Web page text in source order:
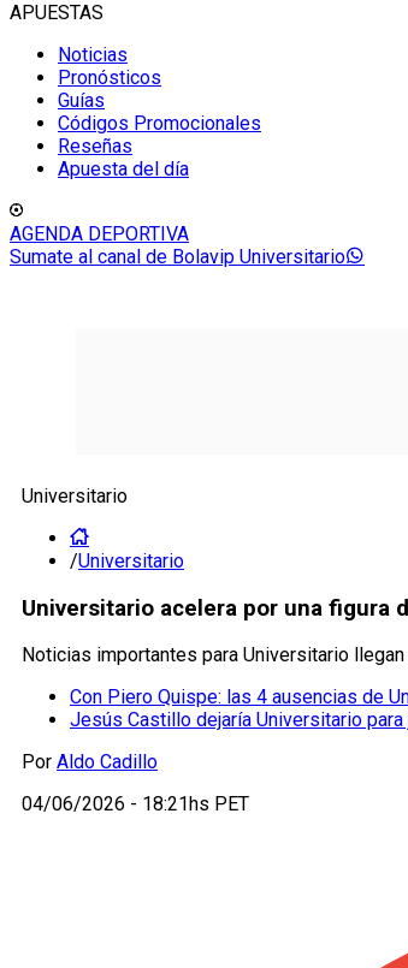
APUESTAS
Noticias
Pronósticos
Guías
Códigos Promocionales
Reseñas
Apuesta del día
AGENDA DEPORTIVA
Sumate al canal de Bolavip Universitario
Universitario
/Universitario
Universitario acelera por una figura
Noticias importantes para Universitario
Con Piero Quispe: las 4 ausencias de
Jesús Castillo dejaría Universitario para
Por Aldo Cadillo
04/06/2026 - 18:21hs PET